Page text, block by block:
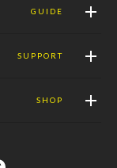
GUIDE
SUPPORT
SHOP